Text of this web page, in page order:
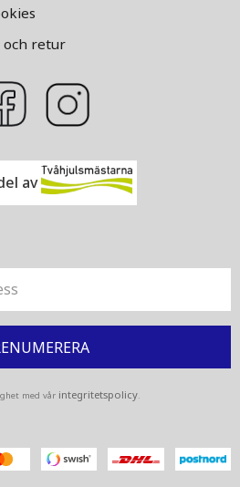
och retur
av
med vår integritetspolicy.